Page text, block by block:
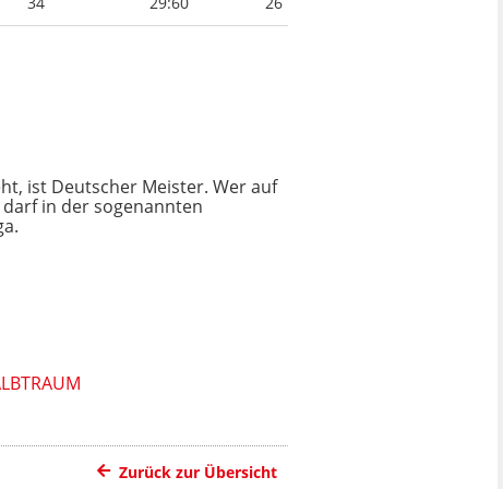
ist Deutscher Meister. Wer auf
in der sogenannten
Zurück zur Übersicht